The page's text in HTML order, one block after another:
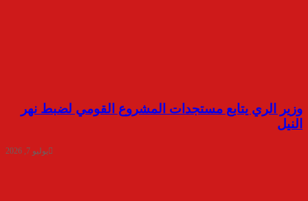
وزير الري يتابع مستجدات المشروع القومي لضبط نهر
النيل
يوليو 7, 2026